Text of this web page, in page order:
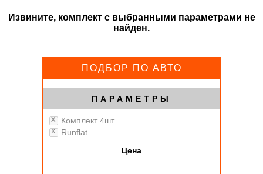
Извините, комплект с выбранными параметрами не
найден.
ПОДБОР ПО АВТО
ПАРАМЕТРЫ
Комплект 4шт.
Runflat
Цена